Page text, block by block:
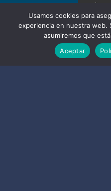
Usamos cookies para
experiencia en nuestra web.
asumiremos que
Aceptar
¡Hola!